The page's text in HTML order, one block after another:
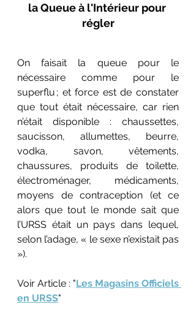
la Queue à l'Intérieur pour
régler
On faisait la queue pour le
nécessaire comme pour le
superflu ; et force est de constater
que tout était nécessaire, car rien
n’était disponible : chaussettes,
saucisson, allumettes, beurre,
vodka, savon, vêtements,
chaussures, produits de toilette,
électroménager, médicaments,
moyens de contraception (et ce
alors que tout le monde sait que
l’URSS était un pays dans lequel,
selon l’adage, « le sexe n’existait pas
»).
Voir Article : "Les Magasins Officiels
en URSS"